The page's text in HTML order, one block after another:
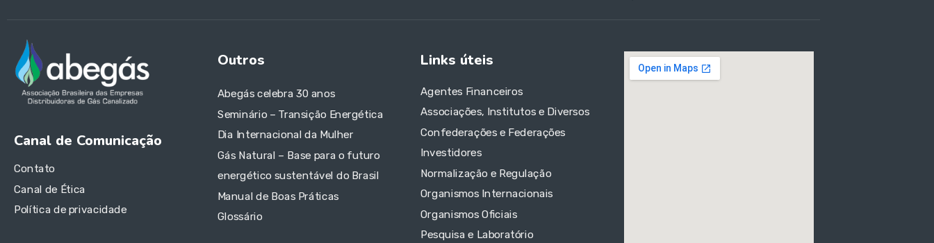
Canal de Comunicação
Contato
Canal de Ética
Política de privacidade
Outros
Abegás celebra 30 anos
Seminário – Transição Energética
Dia Internacional da Mulher
Gás Natural – Base para o futuro
energético sustentável do Brasil
Manual de Boas Práticas
Glossário
Links úteis
Agentes Financeiros
Associações, Institutos e Diversos
Confederações e Federações
Investidores
Normalização e Regulação
Organismos Internacionais
Organismos Oficiais
Pesquisa e Laboratório